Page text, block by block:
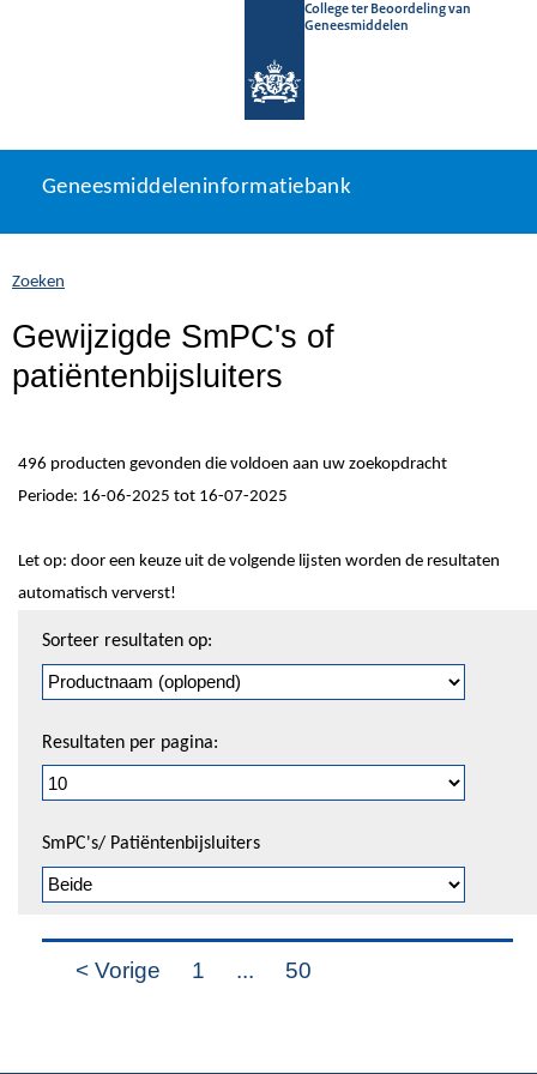
College ter Beoordeling van
Geneesmiddelen
naar
Geneesmiddeleninformatiebank
U
zich
hier:
Geneesmiddeleninformatiebank
Zoeken
Gewijzigde SmPC's of
patiëntenbijsluiters
496 producten gevonden die voldoen aan uw zoekopdracht
Periode: 16-06-2025 tot 16-07-2025
Let op: door een keuze uit de volgende lijsten worden de resultaten
automatisch ververst!
pagineren
Sorteer resultaten op:
Resultaten per pagina:
SmPC's/ Patiëntenbijsluiters
< Vorige 1 ... 50